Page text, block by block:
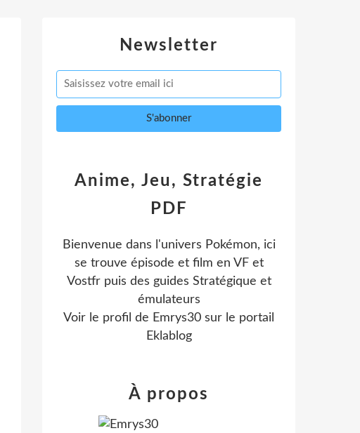
Newsletter
Anime, Jeu, Stratégie
PDF
Bienvenue dans l'univers Pokémon, ici
se trouve épisode et film en VF et
Vostfr puis des guides Stratégique et
émulateurs
Voir le profil de Emrys30 sur le portail
Eklablog
À propos